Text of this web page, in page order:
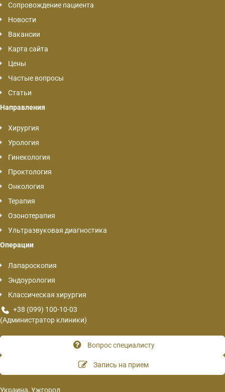
Сопровождение пациента
Новости
Вакансии
Карта сайта
Цены
Частые вопросы
Статьи
Направления
Хирургия
Урология
Гинекология
Проктология
Онкология
Терапия
Озонотерапия
Ультразвуковая диагностика
Операции
Лапароскопия
Эндоурология
Классическая хирургия
+38 (099) 100-10-03
(Администратор клиники)
Вопрос специалисту
Запись на прием
Украина, Ужгород